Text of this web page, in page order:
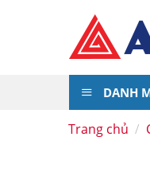
DANH
Trang chủ /